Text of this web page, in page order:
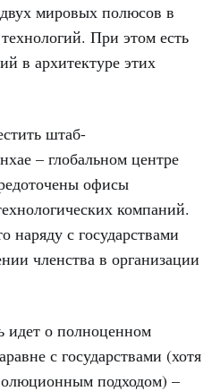
мировых полюсов в
При этом есть
в архитектуре этих
штаб-
– глобальном центре
офисы
компаний.
наряду с государствами
членства в организации
идет о полноценном
с государствами (хотя
подходом) –